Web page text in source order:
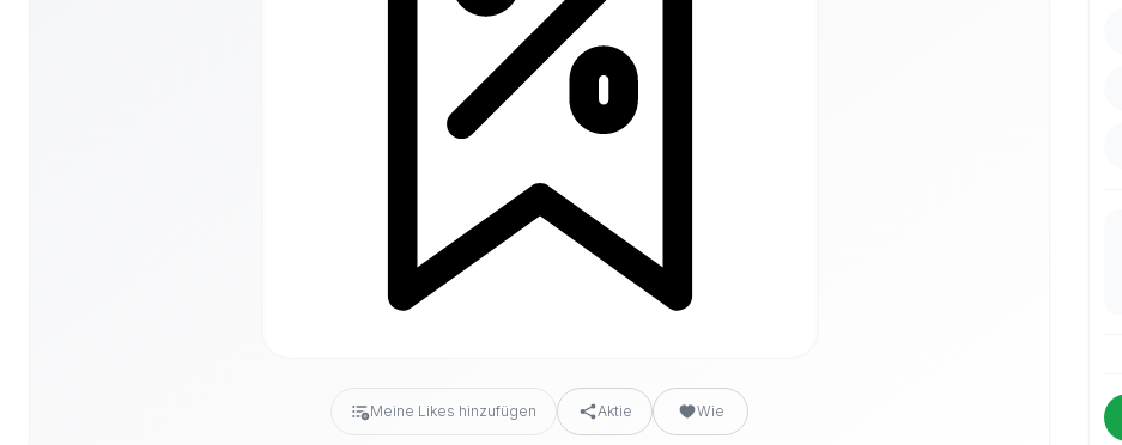
Meine Likes hinzufügen Aktie Wie